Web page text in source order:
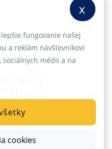
|CMS Tyrion
x
fungovanie našej
a reklám návštevníkovi
sociálnych médií a na
cookies